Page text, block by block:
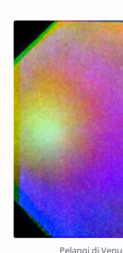
Pelangi di